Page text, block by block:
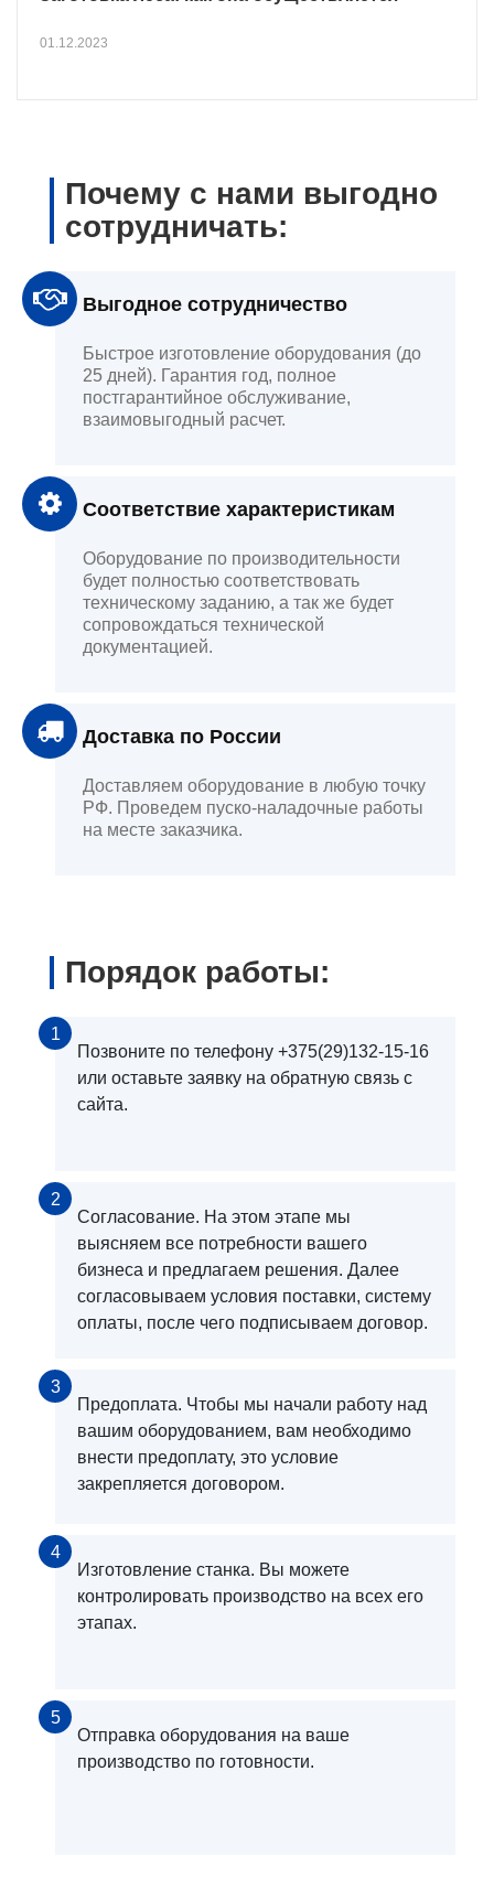
01.12.2023
Почему с нами выгодно
сотрудничать:
Выгодное сотрудничество
Быстрое изготовление оборудования (до
25 дней). Гарантия год, полное
постгарантийное обслуживание,
взаимовыгодный расчет.
Соответствие характеристикам
Оборудование по производительности
будет полностью соответствовать
техническому заданию, а так же будет
сопровождаться технической
документацией.
Доставка по России
Доставляем оборудование в любую точку
РФ. Проведем пуско-наладочные работы
на месте заказчика.
Порядок работы:
1
Позвоните по телефону +375(29)132-15-16
или оставьте заявку на обратную связь с
сайта.
2
Согласование. На этом этапе мы
выясняем все потребности вашего
бизнеса и предлагаем решения. Далее
согласовываем условия поставки, систему
оплаты, после чего подписываем договор.
3
Предоплата. Чтобы мы начали работу над
вашим оборудованием, вам необходимо
внести предоплату, это условие
закрепляется договором.
4
Изготовление станка. Вы можете
контролировать производство на всех его
этапах.
5
Отправка оборудования на ваше
производство по готовности.